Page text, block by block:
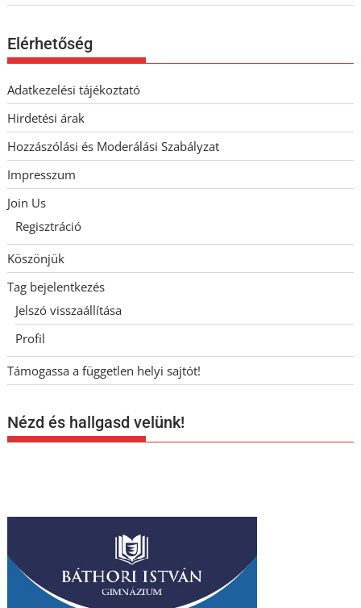
Elérhetőség
Adatkezelési tájékoztató
Hirdetési árak
Hozzászólási és Moderálási Szabályzat
Impresszum
Join Us
Regisztráció
Köszönjük
Tag bejelentkezés
Jelszó visszaállítása
Profil
Támogassa a független helyi sajtót!
Nézd és hallgasd velünk!